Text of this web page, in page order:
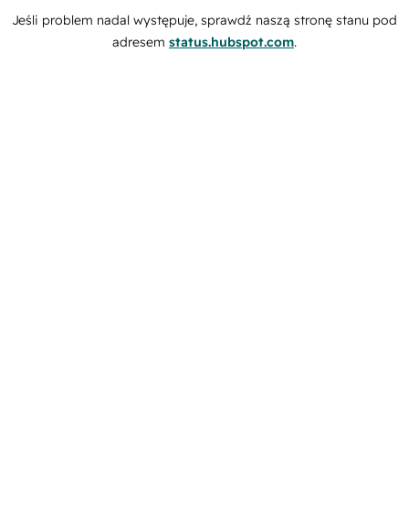
Jeśli problem nadal występuje, sprawdź naszą stronę stanu pod
adresem status.hubspot.com.